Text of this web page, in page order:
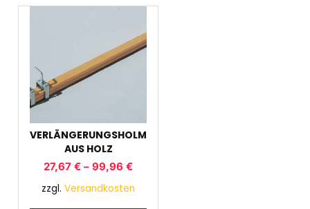
VERLÄNGERUNGSHOLM
AUS HOLZ
27,67 € – 99,96 €
zzgl. Versandkosten